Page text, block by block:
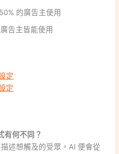
的廣告主使用
告主皆能使用
定
定
有何不同？
述想觸及的受眾，AI 便會從